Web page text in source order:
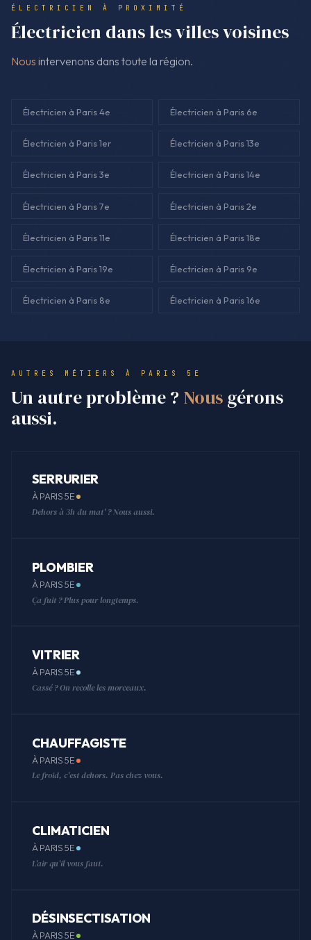
ÉLECTRICIEN À PROXIMITÉ
Électricien dans les villes voisines
Nous intervenons dans toute la région.
Électricien à Paris 4e Électricien à Paris 6e
Électricien à Paris 1er Électricien à Paris 13e
Électricien à Paris 3e Électricien à Paris 14e
Électricien à Paris 7e Électricien à Paris 2e
Électricien à Paris 11e Électricien à Paris 18e
Électricien à Paris 19e Électricien à Paris 9e
Électricien à Paris 8e Électricien à Paris 16e
AUTRES MÉTIERS À PARIS 5E
Un autre problème ? Nous gérons
aussi.
SERRURIER
À PARIS 5E
Dehors à 3h du mat' ? Nous aussi.
PLOMBIER
À PARIS 5E
Ça fuit ? Plus pour longtemps.
VITRIER
À PARIS 5E
Cassé ? On recolle les morceaux.
CHAUFFAGISTE
À PARIS 5E
Le froid, c'est dehors. Pas chez vous.
CLIMATICIEN
À PARIS 5E
L'air qu'il vous faut.
DÉSINSECTISATION
À PARIS 5E